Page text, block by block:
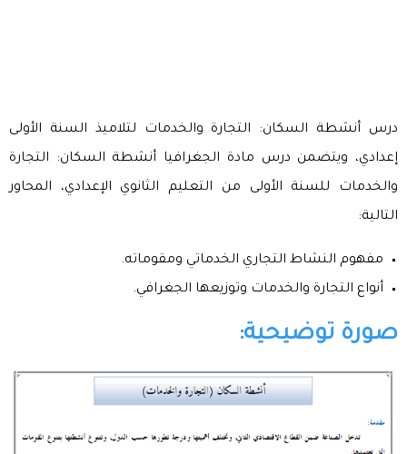
درس أنشطة السكان: التجارة والخدمات لتلاميذ السنة الأولى
إعدادي، ويتضمن درس مادة الجغرافيا أنشطة السكان: التجارة
والخدمات للسنة الأولى من التعليم الثانوي الإعدادي، المحاور
التالية:
مفهوم النشاط التجاري الخدماتي ومقوماته.
أنواع التجارة والخدمات وتوزيعها الجغرافي.
صورة توضيحية: